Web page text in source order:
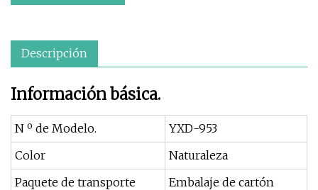
Descripción
Información básica.
N º de Modelo.
YXD-953
Color
Naturaleza
Paquete de transporte
Embalaje de cartón